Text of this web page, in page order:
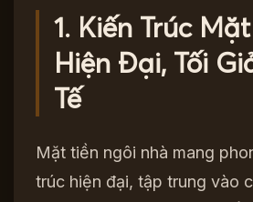
1. Kiến Trúc
Hiện Đại, Tối
Tế
Mặt tiền ngôi nhà mang
trúc hiện đại, tập trung vào